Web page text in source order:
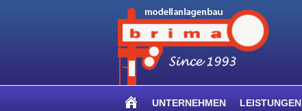
UNTERNEHMEN LEISTUNGEN